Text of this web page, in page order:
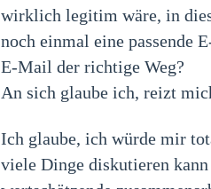
wirklich legitim wäre, in
noch einmal eine passende
E-Mail der richtige Weg?
An sich glaube ich, reizt
Ich glaube, ich würde mir
viele Dinge diskutieren